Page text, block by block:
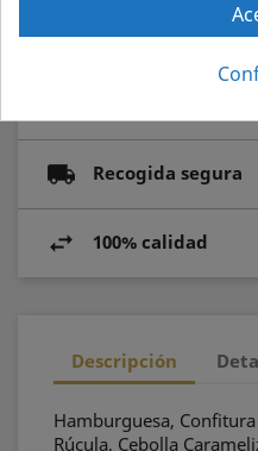
Recogida segura
100% calidad
Descripción
Hamburguesa,
Rúcula, Cebolla